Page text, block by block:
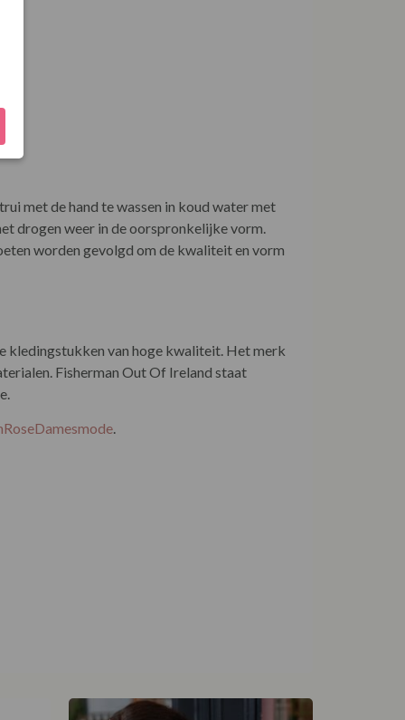
en ethische normen. Merinowol
is voor zowel koude als gematigde klimaten.
met de hand te wassen in koud water met
drogen weer in de oorspronkelijke vorm.
worden gevolgd om de kwaliteit en vorm
van hoge kwaliteit. Het merk
Fisherman Out Of Ireland staat
.